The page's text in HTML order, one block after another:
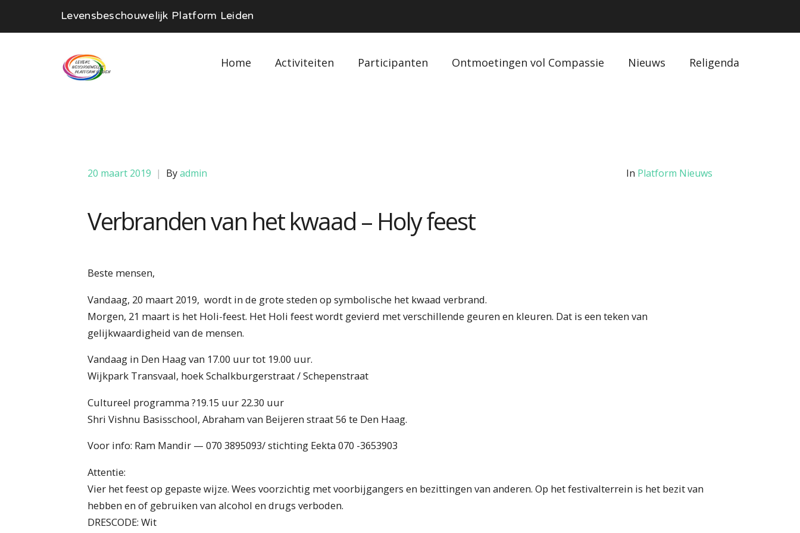
Levensbeschouwelijk Platform Leiden
Home Activiteiten Participanten Ontmoetingen vol Compassie Nieuws Religenda
20 maart 2019 | Byadmin In Platform Nieuws
Verbranden van het kwaad – Holy feest
Beste mensen,
Vandaag, 20 maart 2019, wordt in de grote steden op symbolische het kwaad verbrand.
Morgen, 21 maart is het Holi-feest. Het Holi feest wordt gevierd met verschillende geuren en kleuren. Dat is een teken van
gelijkwaardigheid van de mensen.
Vandaag in Den Haag van 17.00 uur tot 19.00 uur.
Wijkpark Transvaal, hoek Schalkburgerstraat / Schepenstraat
Cultureel programma ?19.15 uur 22.30 uur
Shri Vishnu Basisschool, Abraham van Beijeren straat 56 te Den Haag.
Voor info: Ram Mandir — 070 3895093/ stichting Eekta 070 -3653903
Attentie:
Vier het feest op gepaste wijze. Wees voorzichtig met voorbijgangers en bezittingen van anderen. Op het festivalterrein is het bezit van
hebben en of gebruiken van alcohol en drugs verboden.
DRESCODE: Wit